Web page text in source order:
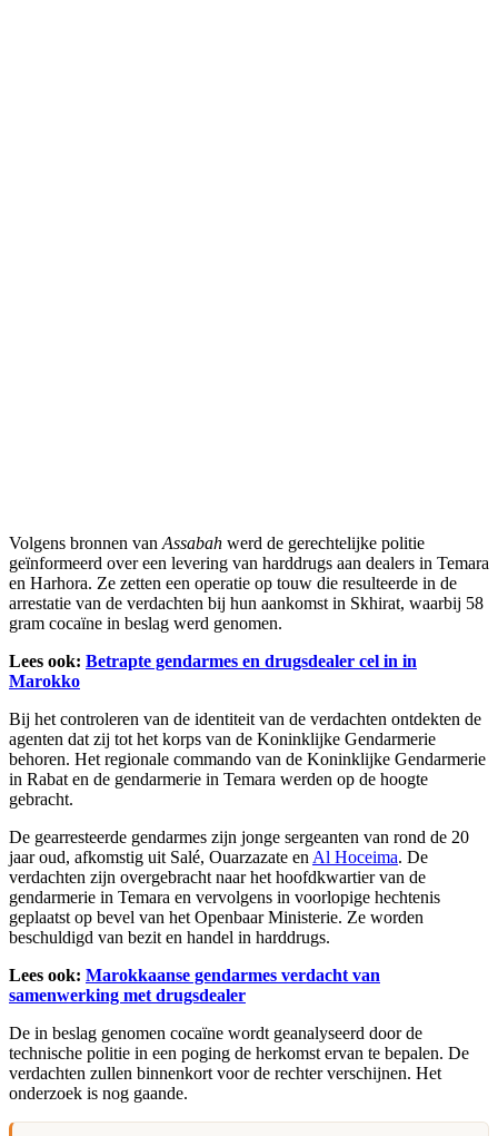
Volgens bronnen van Assabah werd de gerechtelijke politie
geïnformeerd over een levering van harddrugs aan dealers in Temara
en Harhora. Ze zetten een operatie op touw die resulteerde in de
arrestatie van de verdachten bij hun aankomst in Skhirat, waarbij 58
gram cocaïne in beslag werd genomen.
Lees ook: Betrapte gendarmes en drugsdealer cel in in
Marokko
Bij het controleren van de identiteit van de verdachten ontdekten de
agenten dat zij tot het korps van de Koninklijke Gendarmerie
behoren. Het regionale commando van de Koninklijke Gendarmerie
in Rabat en de gendarmerie in Temara werden op de hoogte
gebracht.
De gearresteerde gendarmes zijn jonge sergeanten van rond de 20
jaar oud, afkomstig uit Salé, Ouarzazate en Al Hoceima. De
verdachten zijn overgebracht naar het hoofdkwartier van de
gendarmerie in Temara en vervolgens in voorlopige hechtenis
geplaatst op bevel van het Openbaar Ministerie. Ze worden
beschuldigd van bezit en handel in harddrugs.
Lees ook: Marokkaanse gendarmes verdacht van
samenwerking met drugsdealer
De in beslag genomen cocaïne wordt geanalyseerd door de
technische politie in een poging de herkomst ervan te bepalen. De
verdachten zullen binnenkort voor de rechter verschijnen. Het
onderzoek is nog gaande.